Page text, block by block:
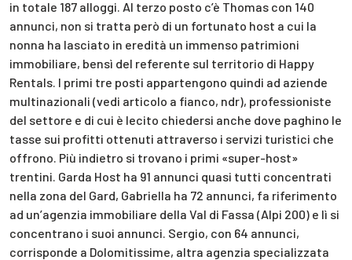
in totale 187 alloggi. Al terzo posto c’è Thomas con 140
annunci, non si tratta però di un fortunato host a cui la
nonna ha lasciato in eredità un immenso patrimioni
immobiliare, bensì del referente sul territorio di Happy
Rentals. I primi tre posti appartengono quindi ad aziende
multinazionali (vedi articolo a fianco, ndr), professioniste
del settore e di cui è lecito chiedersi anche dove paghino le
tasse sui profitti ottenuti attraverso i servizi turistici che
offrono. Più indietro si trovano i primi «super-host»
trentini. Garda Host ha 91 annunci quasi tutti concentrati
nella zona del Gard, Gabriella ha 72 annunci, fa riferimento
ad un’agenzia immobiliare della Val di Fassa (Alpi 200) e lì si
concentrano i suoi annunci. Sergio, con 64 annunci,
corrisponde a Dolomitissime, altra agenzia specializzata